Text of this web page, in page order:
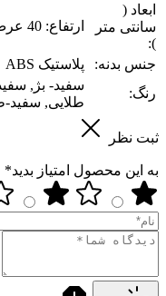
ابعاد (
سانتی متر
):
ارتفاع: 40 عرض: 36 عمق: 8.5
جنس بدنه:
پلاستیک ABS
رنگ:
سفید- بژ,
طلایی,
ثبت نظر
به این محصول امتیاز بدید*